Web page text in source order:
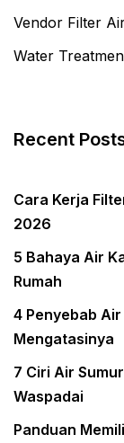
Vendor Filter
Water
Recent
Cara Kerja
2026
5 Bahaya Air
Rumah
4 Penyebab
Mengatasinya
7 Ciri Air
Waspadai
Panduan